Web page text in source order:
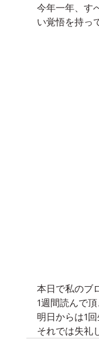
今年一年、す
い覚悟を持っ
本日で私のブ
1週間読んで
明日からは1
それでは失礼